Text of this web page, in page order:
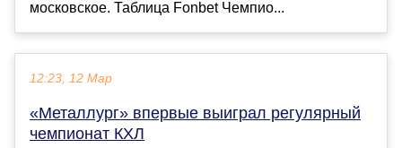
московское. Таблица Fonbet Чемпио...
12:23, 12 Мар
«Металлург» впервые выиграл регулярный
чемпионат КХЛ